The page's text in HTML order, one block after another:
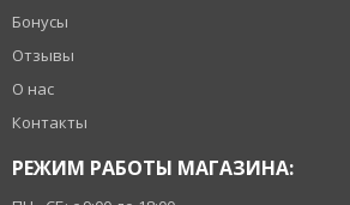
Бонусы
Отзывы
О нас
Контакты
РЕЖИМ РАБОТЫ МАГАЗИНА: